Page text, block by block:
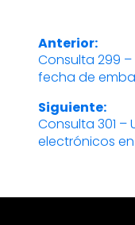
de
Anterior:
Entrada
anterior:
Consulta 299 –
fecha de
Siguiente:
Entrada
siguiente:
Consulta 301 –
electrónicos